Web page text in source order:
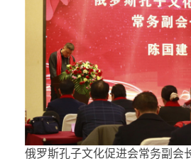
俄罗斯孔子文化促进会常务副会